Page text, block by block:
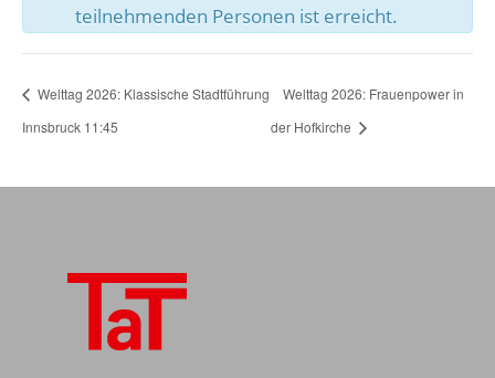
teilnehmenden Personen ist erreicht.
Welttag 2026: Klassische Stadtführung
Innsbruck 11:45
Welttag 2026: Frauenpower in
der Hofkirche